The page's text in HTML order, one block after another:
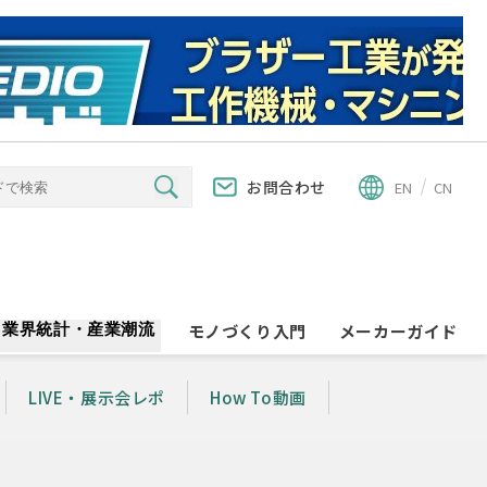
お問合わせ EN CN
業界統計・産業潮流 モノづくり入門 メーカーガイド
LIVE・展示会レポ How To動画